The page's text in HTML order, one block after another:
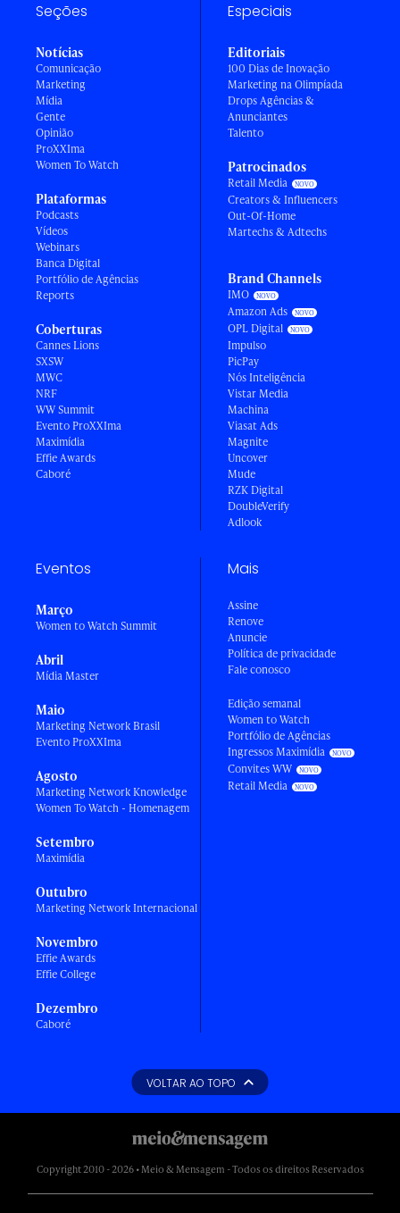
Seções
Notícias
Comunicação
Marketing
Mídia
Gente
Opinião
ProXXIma
Women To Watch
Plataformas
Podcasts
Vídeos
Webinars
Banca Digital
Portfólio de Agências
Reports
Coberturas
Cannes Lions
SXSW
MWC
NRF
WW Summit
Evento ProXXIma
Maximídia
Effie Awards
Caboré
Especiais
Editoriais
100 Dias de Inovação
Marketing na Olimpíada
Drops Agências &
Anunciantes
Talento
Patrocinados
Retail Media
Creators & Influencers
Out-Of-Home
Martechs & Adtechs
Brand Channels
IMO
Amazon Ads
OPL Digital
Impulso
PicPay
Nós Inteligência
Vistar Media
Machina
Viasat Ads
Magnite
Uncover
Mude
RZK Digital
DoubleVerify
Adlook
Eventos
Março
Women to Watch Summit
Abril
Mídia Master
Maio
Marketing Network Brasil
Evento ProXXIma
Agosto
Marketing Network Knowledge
Women To Watch - Homenagem
Setembro
Maximídia
Outubro
Marketing Network Internacional
Novembro
Effie Awards
Effie College
Dezembro
Caboré
Mais
Assine
Renove
Anuncie
Política de privacidade
Fale conosco
Edição semanal
Women to Watch
Portfólio de Agências
Ingressos Maximídia
Convites WW
Retail Media
VOLTAR AO TOPO
Copyright 2010 - 2026 • Meio & Mensagem - Todos os direitos Reservados